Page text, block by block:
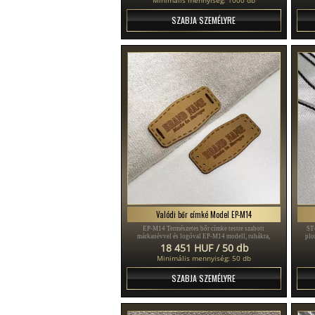
SZABJA SZEMÉLYRE
Valódi bőr címké Model EP-M14
EP-M14 Természetes bőr címke testre szabott
márkanévvel és logóval EP-M14 modell, ruhákra,
táskákra, pulóverekre, sálakra, sapkákra és egyéb
termékekre való felvarrásra.
18 451 HUF / 50 db
Minimális mennyiség: 50 db
SZABJA SZEMÉLYRE